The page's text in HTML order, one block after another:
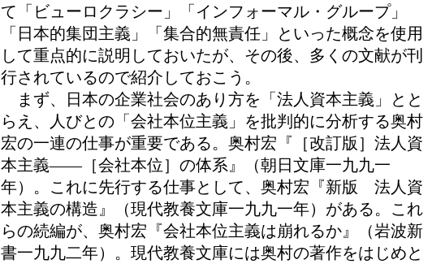
て「ビューロクラシー」「インフォーマル・グループ」
「日本的集団主義」「集合的無責任」といった概念を使用
して重点的に説明しておいたが、その後、多くの文献が刊
行されているので紹介しておこう。
まず、日本の企業社会のあり方を「法人資本主義」とと
らえ、人びとの「会社本位主義」を批判的に分析する奥村
宏の一連の仕事が重要である。奥村宏『［改訂版］法人資
本主義――［会社本位］の体系』（朝日文庫一九九一
年）。これに先行する仕事として、奥村宏『新版 法人資
本主義の構造』（現代教養文庫一九九一年）がある。これ
らの続編が、奥村宏『会社本位主義は崩れるか』（岩波新
書一九九二年）。現代教養文庫には奥村の著作をはじめと